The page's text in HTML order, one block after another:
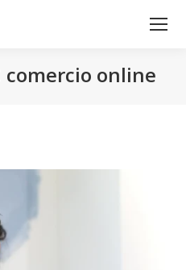
comercio online